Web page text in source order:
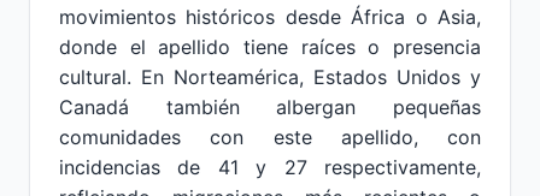
movimientos históricos desde África o Asia,
donde el apellido tiene raíces o presencia
cultural. En Norteamérica, Estados Unidos y
Canadá también albergan pequeñas
comunidades con este apellido, con
incidencias de 41 y 27 respectivamente,